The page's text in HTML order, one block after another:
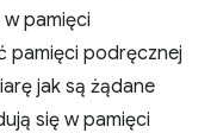
pamięci
pamięci podręcznej
jak są żądane
się w pamięci